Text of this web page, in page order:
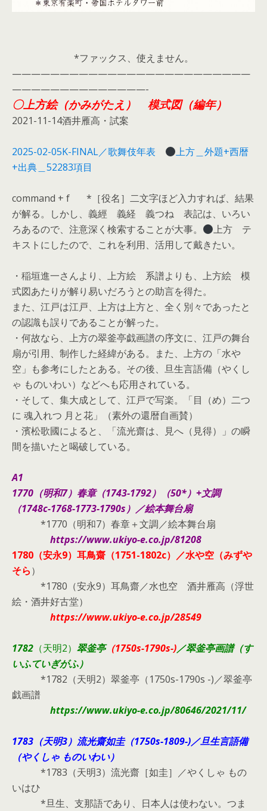
*ファックス、使えません。
—————————————————————————
——————————————-
〇上方絵（かみがたえ） 模式図（編年）
2021-11-14酒井雁高・試案
2025-02-05K-FINAL／歌舞伎年表
上方＿外題+西暦
+出典＿52283項目
command + f *［役名］二文字ほど入力すれば、結果
が解る。しかし、義經 義経 義つね 表記は、いろい
ろあるので、注意深く検索することが大事。
上方 テ
キストにしたので、これを利用、活用して戴きたい。
・稲垣進一さんより、上方絵 系譜よりも、上方絵 模
式図あたりが解り易いだろうとの助言を得た。
また、江戸は江戸、上方は上方と、全く別々であったと
の認識も誤りであることが解った。
・何故なら、上方の翠釜亭戯画譜の序文に、江戸の舞台
扇が引用、制作した経緯がある。また、上方の「水や
空」も参考にしたとある。その後、旦生言語備（やくし
ゃ ものいわい）などへも応用されている。
・そして、集大成として、江戸で写楽。「目（め）二つ
に 魂入れつ 月と花」（素外の還暦自画賛）
・濱松歌國によると、「流光齋は、見へ（見得）」の瞬
間を描いたと喝破している。
A1
1770 （明和7） 春章（1743-1792）（50*）+文調
（1748c-1768-1773-1790s） ／絵本舞台扇
*1770（明和7）春章＋文調／絵本舞台扇
https://www.ukiyo-e.co.jp/81208
1780（安永9） 耳鳥齋（1751-1802c）／水や空（みずや
そら）
*1780（安永9）耳鳥齋／水也空 酒井雁高（浮世
絵・酒井好古堂）
https://www.ukiyo-e.co.jp/28549
1782 （天明2） 翠釜亭（1750s-1790s-)／翠釜亭画譜（す
いふていぎがふ）
*1782（天明2）翠釜亭（1750s-1790s -)／翠釜亭
戯画譜
https://www.ukiyo-e.co.jp/80646/2021/11/
1783（天明3） 流光齋如圭（1750s-1809-)／旦生言語備
（やくしゃ ものいわい）
*1783（天明3）流光齋［如圭］／やくしゃ もの
いはひ
*旦生、支那語であり、日本人は使わない。つま